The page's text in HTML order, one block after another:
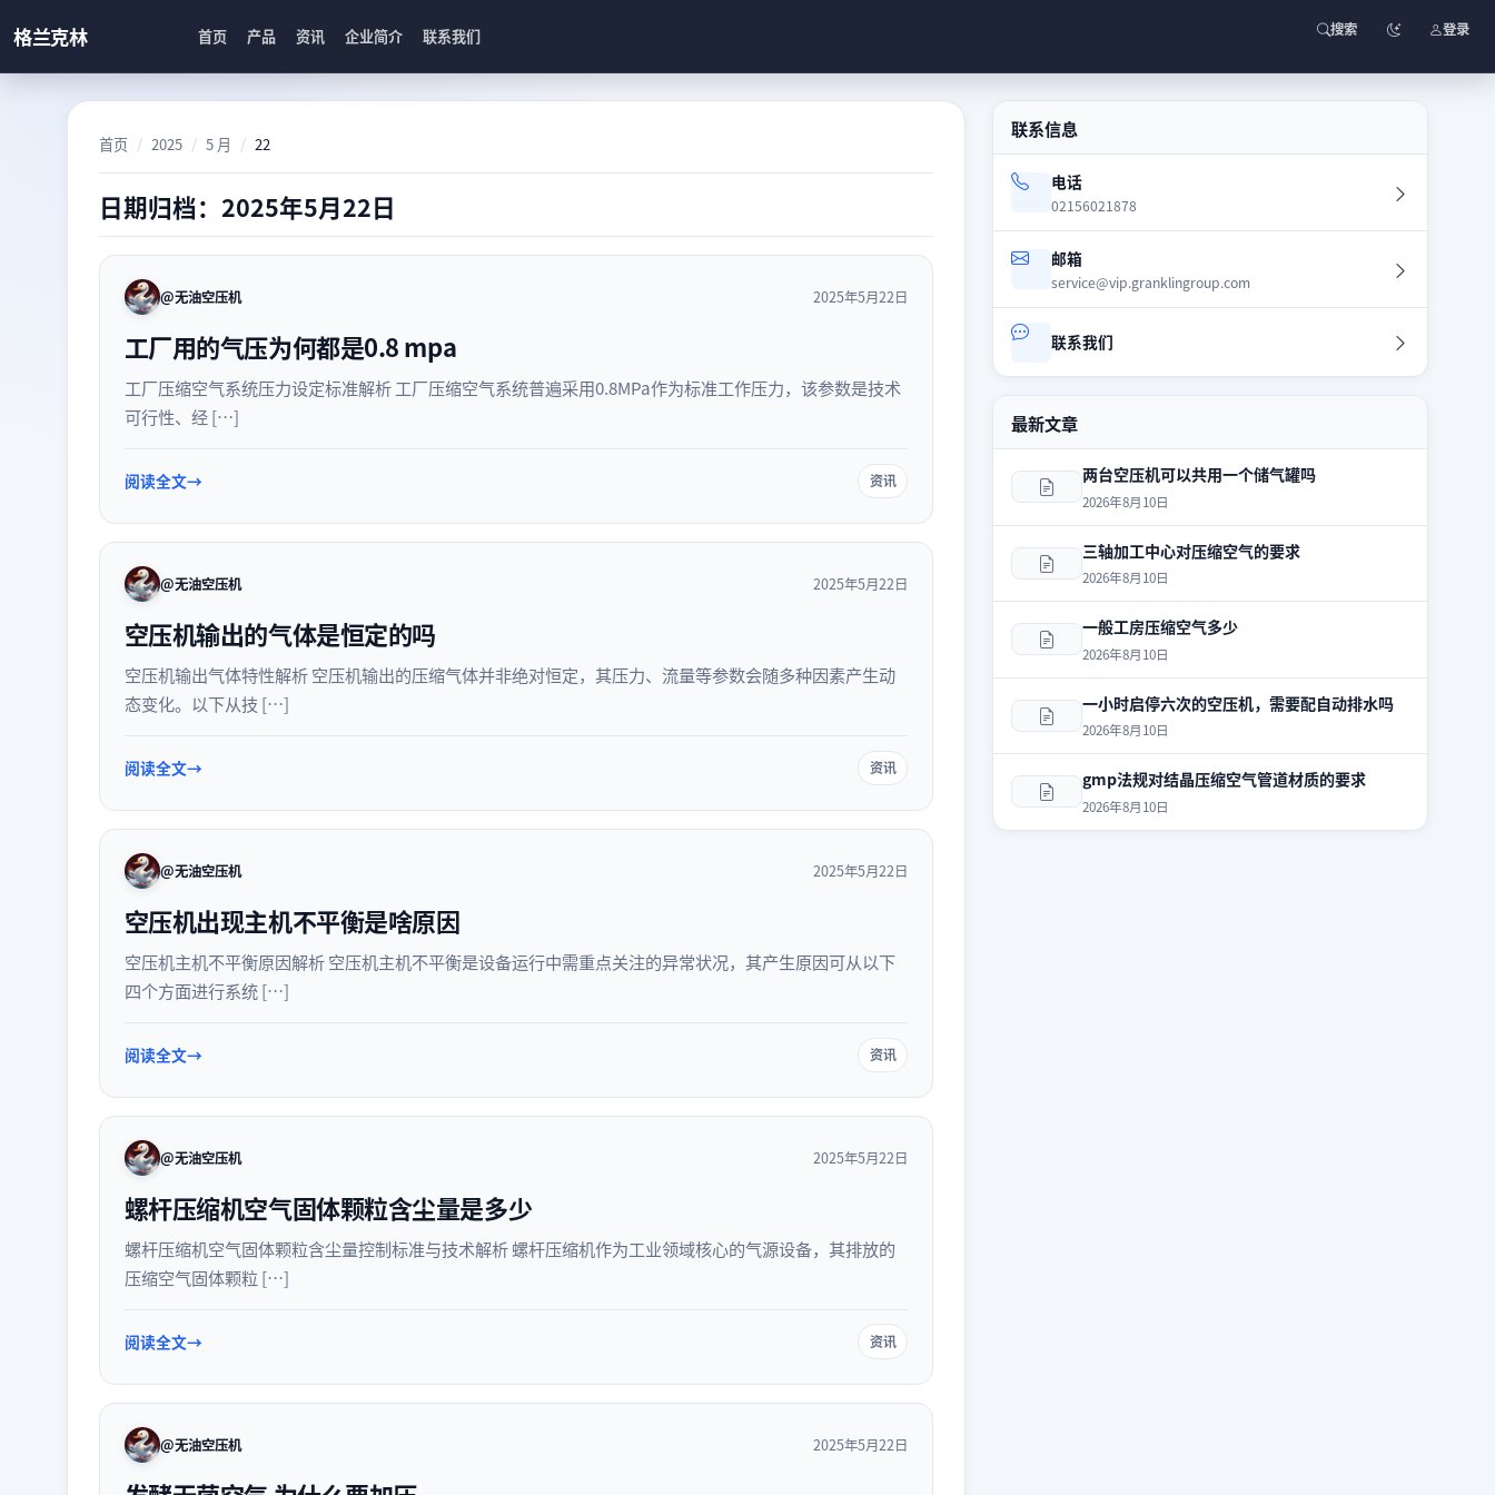
跳转到主要内容
格兰克林 首页 产品 资讯 企业简介 联系我们 搜索 深色模式登录
首页 2025 5 月 22
日期归档：2025年5月22日
@无油空压机 2025年5月22日
工厂用的气压为何都是0.8 mpa
工厂压缩空气系统压力设定标准解析 工厂压缩空气系统普遍采用0.8MPa作为标准工作压力，该参数是技术
可行性、经 […]
阅读全文 资讯
@无油空压机 2025年5月22日
空压机输出的气体是恒定的吗
空压机输出气体特性解析 空压机输出的压缩气体并非绝对恒定，其压力、流量等参数会随多种因素产生动
态变化。以下从技 […]
阅读全文 资讯
@无油空压机 2025年5月22日
空压机出现主机不平衡是啥原因
空压机主机不平衡原因解析 空压机主机不平衡是设备运行中需重点关注的异常状况，其产生原因可从以下
四个方面进行系统 […]
阅读全文 资讯
@无油空压机 2025年5月22日
螺杆压缩机空气固体颗粒含尘量是多少
螺杆压缩机空气固体颗粒含尘量控制标准与技术解析 螺杆压缩机作为工业领域核心的气源设备，其排放的
压缩空气固体颗粒 […]
阅读全文 资讯
@无油空压机 2025年5月22日
联系信息
电话
02156021878
邮箱
service@vip.granklingroup.com
联系我们
最新文章
两台空压机可以共用一个储气罐吗
2026年8月10日
三轴加工中心对压缩空气的要求
2026年8月10日
一般工房压缩空气多少
2026年8月10日
一小时启停六次的空压机，需要配自动排水吗
2026年8月10日
gmp法规对结晶压缩空气管道材质的要求
2026年8月10日